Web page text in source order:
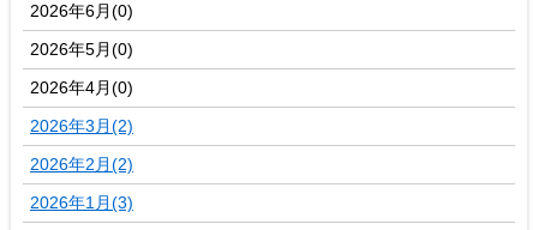
2026年6月(0)
2026年5月(0)
2026年4月(0)
2026年3月(2)
2026年2月(2)
2026年1月(3)